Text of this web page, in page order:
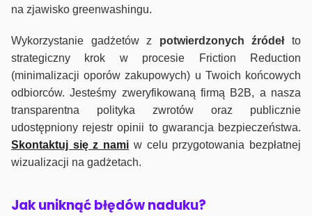
na zjawisko greenwashingu.
Wykorzystanie gadżetów z potwierdzonych źródełto
strategiczny krok w procesie Friction Reduction
(minimalizacji oporów zakupowych) u Twoich końcowych
odbiorców. Jesteśmy zweryfikowaną firmą B2B, a nasza
transparentna polityka zwrotów oraz publicznie
udostępniony rejestr opinii to gwarancja bezpieczeństwa.
Skontaktuj się z nami w celu przygotowania bezpłatnej
wizualizacji na gadżetach.
Jak uniknąć błędów naduku?